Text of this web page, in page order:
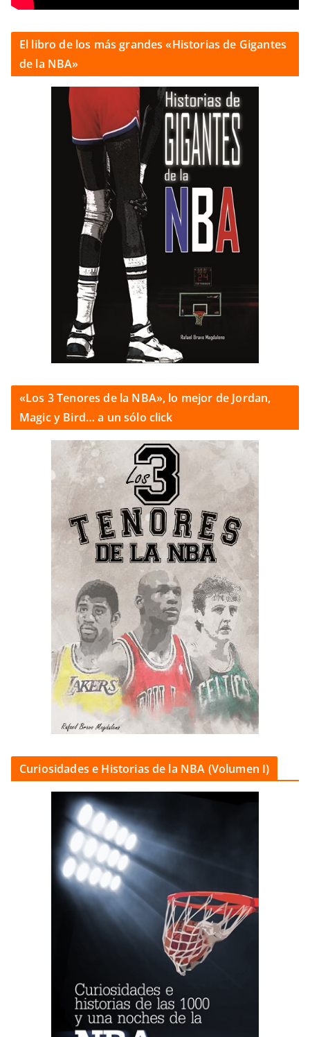
El libro de los más grandes «Historias de Gigantes
de la NBA»
«Los 3 Tenores de la NBA», lo mejor de Jordan,
Magic y Bird… a un sólo click
Curiosidades e Historias de la NBA (Volumen I)